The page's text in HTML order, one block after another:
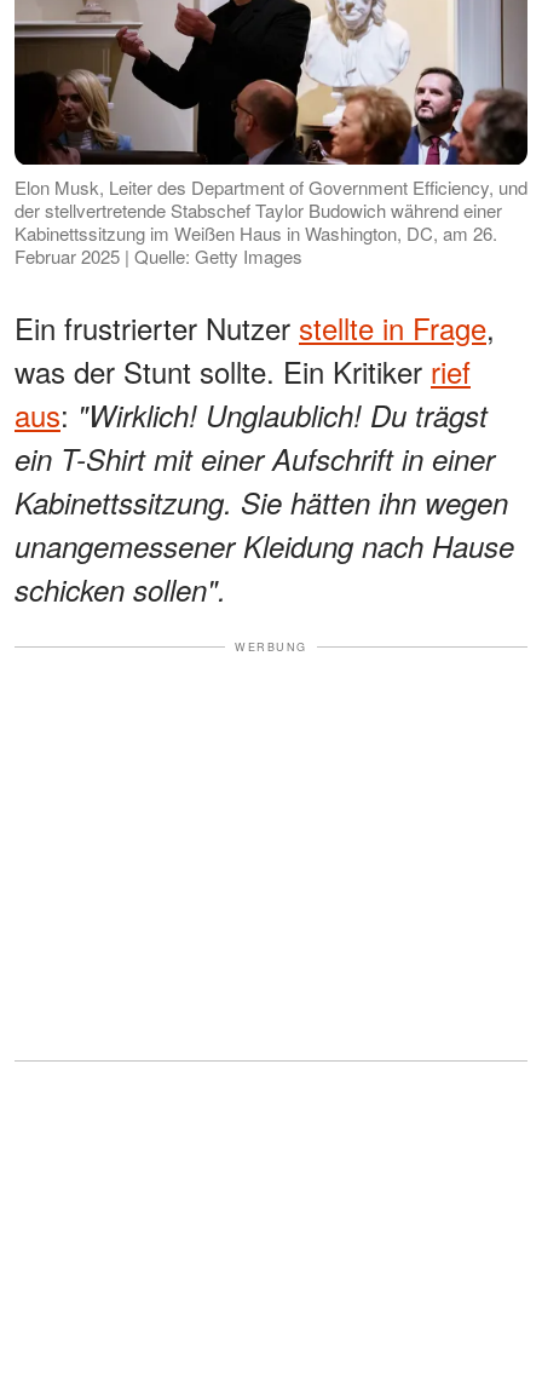
Elon Musk, Leiter des Department of Government Efficiency, und
der stellvertretende Stabschef Taylor Budowich während einer
Kabinettssitzung im Weißen Haus in Washington, DC, am 26.
Februar 2025 | Quelle: Getty Images
Ein frustrierter Nutzer stellte in Frage,
was der Stunt sollte. Ein Kritiker rief
aus: "Wirklich! Unglaublich! Du trägst
ein T-Shirt mit einer Aufschrift in einer
Kabinettssitzung. Sie hätten ihn wegen
unangemessener Kleidung nach Hause
schicken sollen".
WERBUNG